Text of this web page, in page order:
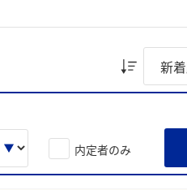
内定者のみ